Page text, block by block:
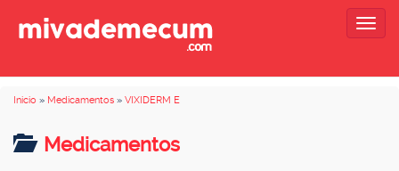
Inicio » Medicamentos » VIXIDERM E
Medicamentos